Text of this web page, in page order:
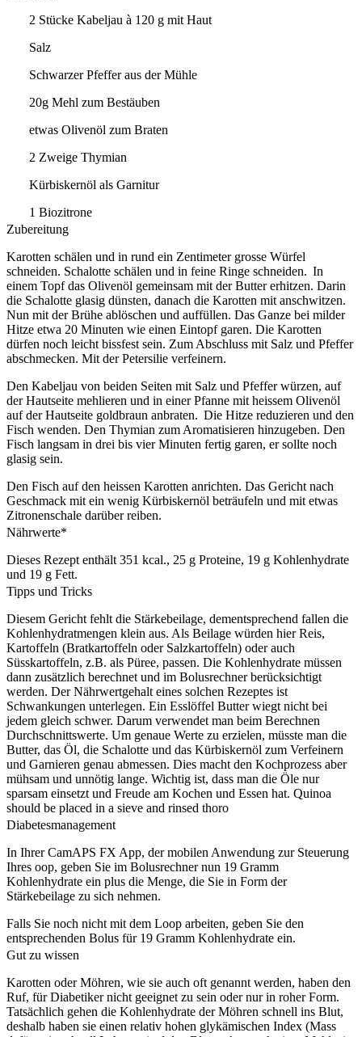
2 Stücke Kabeljau à 120 g mit Haut
Salz
Schwarzer Pfeffer aus der Mühle
20g Mehl zum Bestäuben
etwas Olivenöl zum Braten
2 Zweige Thymian
Kürbiskernöl als Garnitur
1 Biozitrone
Zubereitung
Karotten schälen und in rund ein Zentimeter grosse Würfel
schneiden. Schalotte schälen und in feine Ringe schneiden. In
einem Topf das Olivenöl gemeinsam mit der Butter erhitzen. Darin
die Schalotte glasig dünsten, danach die Karotten mit anschwitzen.
Nun mit der Brühe ablöschen und auffüllen. Das Ganze bei milder
Hitze etwa 20 Minuten wie einen Eintopf garen. Die Karotten
dürfen noch leicht bissfest sein. Zum Abschluss mit Salz und Pfeffer
abschmecken. Mit der Petersilie verfeinern.
Den Kabeljau von beiden Seiten mit Salz und Pfeffer würzen, auf
der Hautseite mehlieren und in einer Pfanne mit heissem Olivenöl
auf der Hautseite goldbraun anbraten. Die Hitze reduzieren und den
Fisch wenden. Den Thymian zum Aromatisieren hinzugeben. Den
Fisch langsam in drei bis vier Minuten fertig garen, er sollte noch
glasig sein.
Den Fisch auf den heissen Karotten anrichten. Das Gericht nach
Geschmack mit ein wenig Kürbiskernöl beträufeln und mit etwas
Zitronenschale darüber reiben.
Nährwerte*
Dieses Rezept enthält 351 kcal., 25 g Proteine, 19 g Kohlenhydrate
und 19 g Fett.
Tipps und Tricks
Diesem Gericht fehlt die Stärkebeilage, dementsprechend fallen die
Kohlenhydratmengen klein aus. Als Beilage würden hier Reis,
Kartoffeln (Bratkartoffeln oder Salzkartoffeln) oder auch
Süsskartoffeln, z.B. als Püree, passen. Die Kohlenhydrate müssen
dann zusätzlich berechnet und im Bolusrechner berücksichtigt
werden. Der Nährwertgehalt eines solchen Rezeptes ist
Schwankungen unterlegen. Ein Esslöffel Butter wiegt nicht bei
jedem gleich schwer. Darum verwendet man beim Berechnen
Durchschnittswerte. Um genaue Werte zu erzielen, müsste man die
Butter, das Öl, die Schalotte und das Kürbiskernöl zum Verfeinern
und Garnieren genau abmessen. Dies macht den Kochprozess aber
mühsam und unnötig lange. Wichtig ist, dass man die Öle nur
sparsam einsetzt und Freude am Kochen und Essen hat. Quinoa
should be placed in a sieve and rinsed thoro
Diabetesmanagement
In Ihrer CamAPS FX App, der mobilen Anwendung zur Steuerung
Ihres oop, geben Sie im Bolusrechner nun 19 Gramm
Kohlenhydrate ein plus die Menge, die Sie in Form der
Stärkebeilage zu sich nehmen.
Falls Sie noch nicht mit dem Loop arbeiten, geben Sie den
entsprechenden Bolus für 19 Gramm Kohlenhydrate ein.
Gut zu wissen
Karotten oder Möhren, wie sie auch oft genannt werden, haben den
Ruf, für Diabetiker nicht geeignet zu sein oder nur in roher Form.
Tatsächlich gehen die Kohlenhydrate der Möhren schnell ins Blut,
deshalb haben sie einen relativ hohen glykämischen Index (Mass